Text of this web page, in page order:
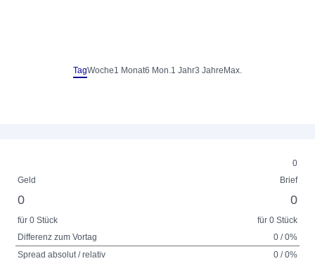
TagWoche1 Monat6 Mon.1 Jahr3 Jahre Max.
0
Geld
Brief
0 0
für 0 Stück
für 0 Stück
Differenz zum Vortag
0 / 0%
Spread absolut / relativ
0 / 0%